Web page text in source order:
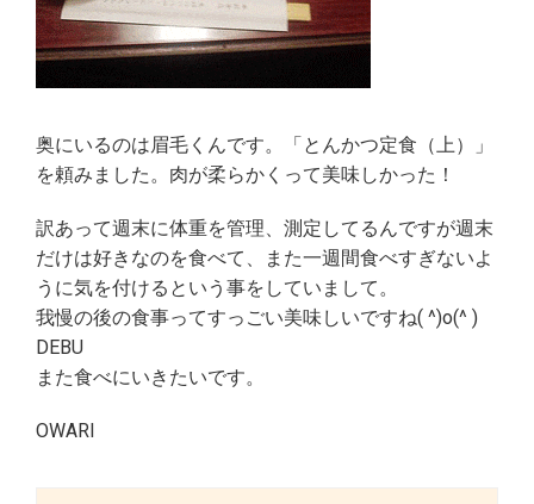
奥にいるのは眉毛くんです。「とんかつ定食（上）」
を頼みました。肉が柔らかくって美味しかった！
訳あって週末に体重を管理、測定してるんですが週末
だけは好きなのを食べて、また一週間食べすぎないよ
うに気を付けるという事をしていまして。
我慢の後の食事ってすっごい美味しいですね( ^)o(^ )
DEBU
また食べにいきたいです。
OWARI